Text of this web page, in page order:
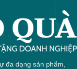
đa dạng sản phẩm,